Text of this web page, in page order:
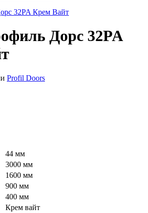
Дорс 32PA
Profil Doors
44 мм
3000 мм
1600 мм
900 мм
400 мм
Крем вайт